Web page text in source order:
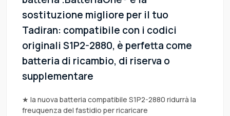
sostituzione migliore per il tuo
Tadiran: compatibile con i codici
originali S1P2-2880, è perfetta come
batteria di ricambio, di riserva o
supplementare
★ la nuova batteria compatibile S1P2-2880 ridurrà la
freuquenza del fastidio per ricaricare